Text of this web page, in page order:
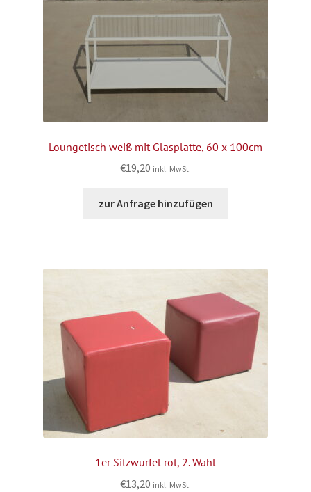
Loungetisch weiß mit Glasplatte, 60 x 100cm
€19,20 inkl. MwSt.
zur Anfrage hinzufügen
1er Sitzwürfel rot, 2. Wahl
€13,20 inkl. MwSt.